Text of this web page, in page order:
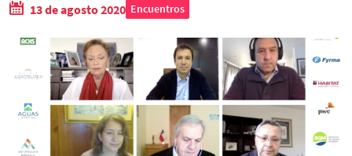
13 de agosto 2020 Encuentros